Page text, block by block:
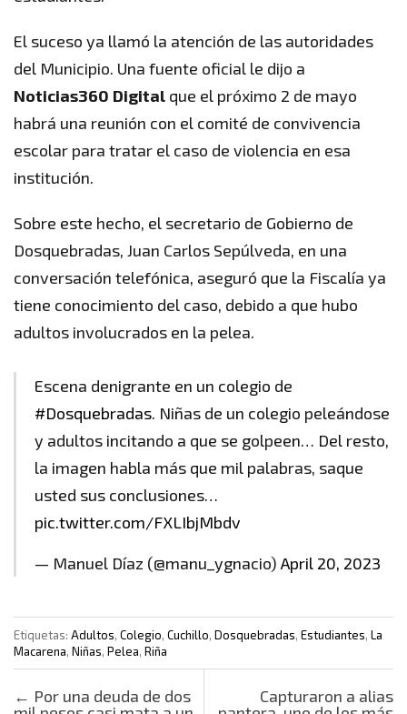
El suceso ya llamó la atención de las autoridades
del Municipio. Una fuente oficial le dijo a
Noticias360 Digital que el próximo 2 de mayo
habrá una reunión con el comité de convivencia
escolar para tratar el caso de violencia en esa
institución.
Sobre este hecho, el secretario de Gobierno de
Dosquebradas, Juan Carlos Sepúlveda, en una
conversación telefónica, aseguró que la Fiscalía ya
tiene conocimiento del caso, debido a que hubo
adultos involucrados en la pelea.
Escena denigrante en un colegio de
#Dosquebradas. Niñas de un colegio peleándose
y adultos incitando a que se golpeen… Del resto,
la imagen habla más que mil palabras, saque
usted sus conclusiones…
pic.twitter.com/FXLIbjMbdv
— Manuel Díaz (@manu_ygnacio) April 20, 2023
Etiquetas: Adultos, Colegio, Cuchillo, Dosquebradas, Estudiantes, La
Macarena, Niñas, Pelea, Riña
Post navigation
← Por una deuda de dos
Capturaron a alias